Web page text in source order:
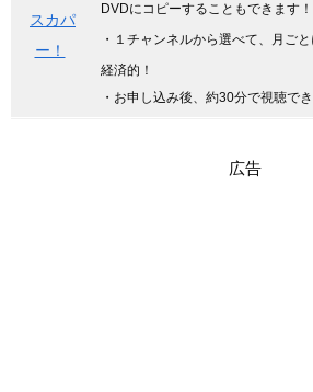
スカパ
ー！
DVDにコピーすることもできます！
・１チャンネルから選べて、月ご
経済的！
・お申し込み後、約30分で視聴でき
広告